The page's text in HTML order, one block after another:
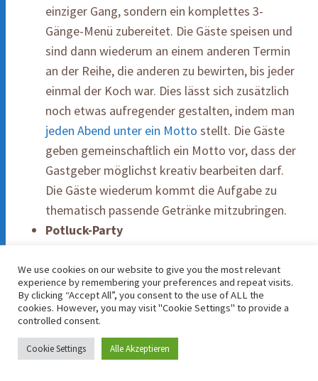
einziger Gang, sondern ein komplettes 3-
Gänge-Menü zubereitet. Die Gäste speisen und
sind dann wiederum an einem anderen Termin
an der Reihe, die anderen zu bewirten, bis jeder
einmal der Koch war. Dies lässt sich zusätzlich
noch etwas aufregender gestalten, indem man
jeden Abend unter ein Motto stellt. Die Gäste
geben gemeinschaftlich ein Motto vor, dass der
Gastgeber möglichst kreativ bearbeiten darf.
Die Gäste wiederum kommt die Aufgabe zu
thematisch passende Getränke mitzubringen.
Potluck-Party
eines klassischen Abendessens mit mehreren
Gängen, als ein Buffet mit Zufallsgenerator. Ein
Brauch aus den USA, den man in Deutschland
auch in Ansätzen bei Grillpartys,
Geburtstagsfeiern oder Picknicks wiederfindet.
We use cookies on our website to give you the most relevant
experience by remembering your preferences and repeat visits.
By clicking “Accept All”, you consent to the use of ALL the
cookies. However, you may visit "Cookie Settings" to provide a
controlled consent.
Cookie Settings Alle Akzeptieren